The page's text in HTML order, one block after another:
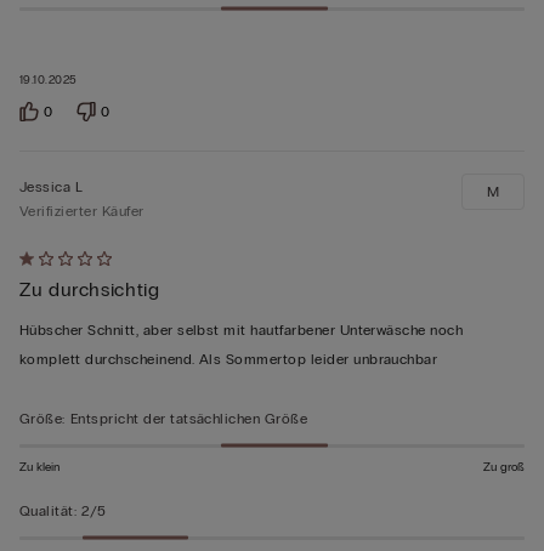
19.10.2025
0 0
Mit
1
von
5
Jessica L
Verifizierter Käufer
Zu durchsichtig
Hübscher Schnitt, aber selbst mit hautfarbener Unterwäsche noch
komplett durchscheinend. Als Sommertop leider unbrauchbar
M
Größe: Entspricht der tatsächlichen Größe
Zu klein Zu groß
Qualität: 2/5